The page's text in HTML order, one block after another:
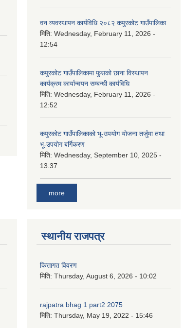
वन व्यवस्थापन कार्यविधि २०८२ कपुरकोट गाउँपालिका
मिति: Wednesday, February 11, 2026 -
12:54
कपुरकोट गाउँपालिकामा फुसको छाना विस्थापन
कार्यक्रम कार्यान्वयन सम्बन्धी कार्यविधि
मिति: Wednesday, February 11, 2026 -
12:52
कपुरकोट गाउँपालिकाको भू-उपयोग योजना तर्जुमा तथा
भू-उपयोग बर्गिकरण
मिति: Wednesday, September 10, 2025 -
13:37
more
स्थानीय राजपत्र
कित्तागत विवरण
मिति: Thursday, August 6, 2026 - 10:02
rajpatra bhag 1 part2 2075
मिति: Thursday, May 19, 2022 - 15:46